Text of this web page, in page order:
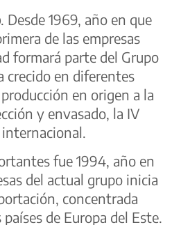
. Desde 1969, año en que
de las empresas
formará parte del Grupo
crecido en diferentes
en origen a la
y envasado, la IV
fue 1994, año en
del actual grupo inicia
concentrada
de Europa del Este.